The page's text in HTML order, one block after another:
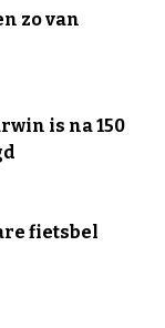
zo van
is na 150
fietsbel